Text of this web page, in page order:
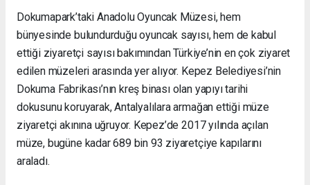
Dokumapark’taki Anadolu Oyuncak Müzesi, hem
bünyesinde bulundurduğu oyuncak sayısı, hem de kabul
ettiği ziyaretçi sayısı bakımından Türkiye’nin en çok ziyaret
edilen müzeleri arasında yer alıyor. Kepez Belediyesi’nin
Dokuma Fabrikası’nın kreş binası olan yapıyı tarihi
dokusunu koruyarak, Antalyalılara armağan ettiği müze
ziyaretçi akınına uğruyor. Kepez’de 2017 yılında açılan
müze, bugüne kadar 689 bin 93 ziyaretçiye kapılarını
araladı.